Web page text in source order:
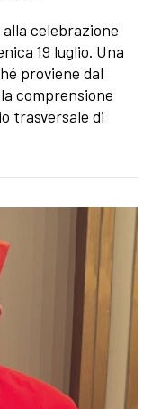
celebrazione
19 luglio. Una
proviene dal
comprensione
trasversale di